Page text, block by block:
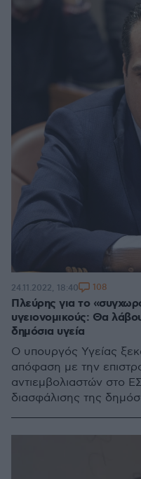
Πλεύρης για το
υγειονομικούς: Θα
δημόσια υγεία
Ο υπουργός Υγείας
απόφαση με την
αντιεμβολιαστών στο
διασφάλισης της
24.11.2022, 18:40 108